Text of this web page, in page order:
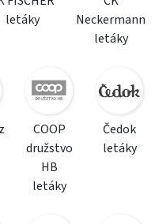
letáky
Neckermann
letáky
COOP
družstvo
HB
letáky
Čedok
letáky